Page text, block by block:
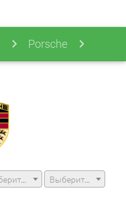
Porsche
Выберите модель машины Выберите модификацию